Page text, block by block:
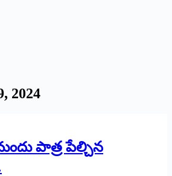
2024
పాత్ర పేల్చిన